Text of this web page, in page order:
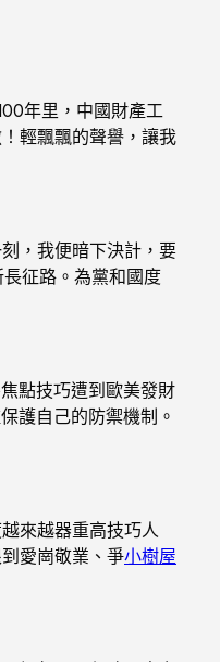
年里，中國財產工
輕飄飄的聲譽，讓我
，我便暗下決計，要
征路。為黨和國度
點技巧遭到歐美發財
護自己的防禦機制。
來越器重高技巧人
愛崗敬業、爭小樹屋